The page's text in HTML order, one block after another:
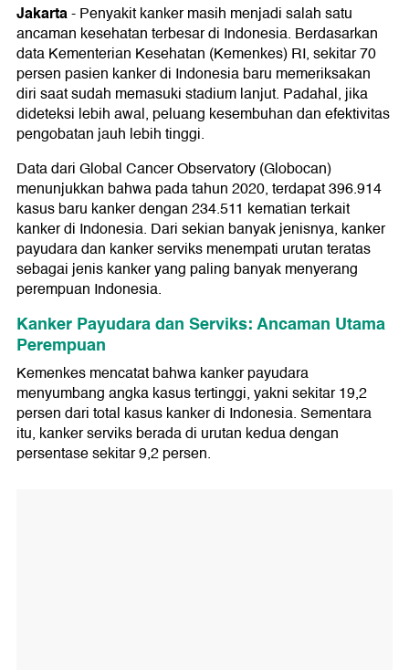
Jakarta-Penyakit kanker masih menjadi salah satu
ancaman kesehatan terbesar di Indonesia. Berdasarkan
data Kementerian Kesehatan (Kemenkes) RI, sekitar 70
persen pasien kanker di Indonesia baru memeriksakan
diri saat sudah memasuki stadium lanjut. Padahal, jika
dideteksi lebih awal, peluang kesembuhan dan efektivitas
pengobatan jauh lebih tinggi.
Data dari Global Cancer Observatory (Globocan)
menunjukkan bahwa pada tahun 2020, terdapat 396.914
kasus baru kanker dengan 234.511 kematian terkait
kanker di Indonesia. Dari sekian banyak jenisnya, kanker
payudara dan kanker serviks menempati urutan teratas
sebagai jenis kanker yang paling banyak menyerang
perempuan Indonesia.
Kanker Payudara dan Serviks: Ancaman Utama
Perempuan
Kemenkes mencatat bahwa kanker payudara
menyumbang angka kasus tertinggi, yakni sekitar 19,2
persen dari total kasus kanker di Indonesia. Sementara
itu, kanker serviks berada di urutan kedua dengan
persentase sekitar 9,2 persen.